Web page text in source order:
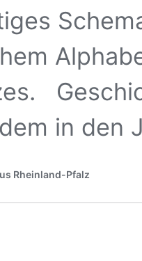
in den
Rheinland-Pfalz